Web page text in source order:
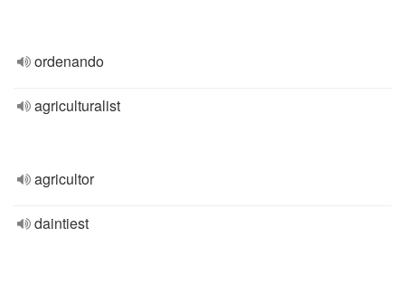
ordenando
agriculturalist
agricultor
daintiest